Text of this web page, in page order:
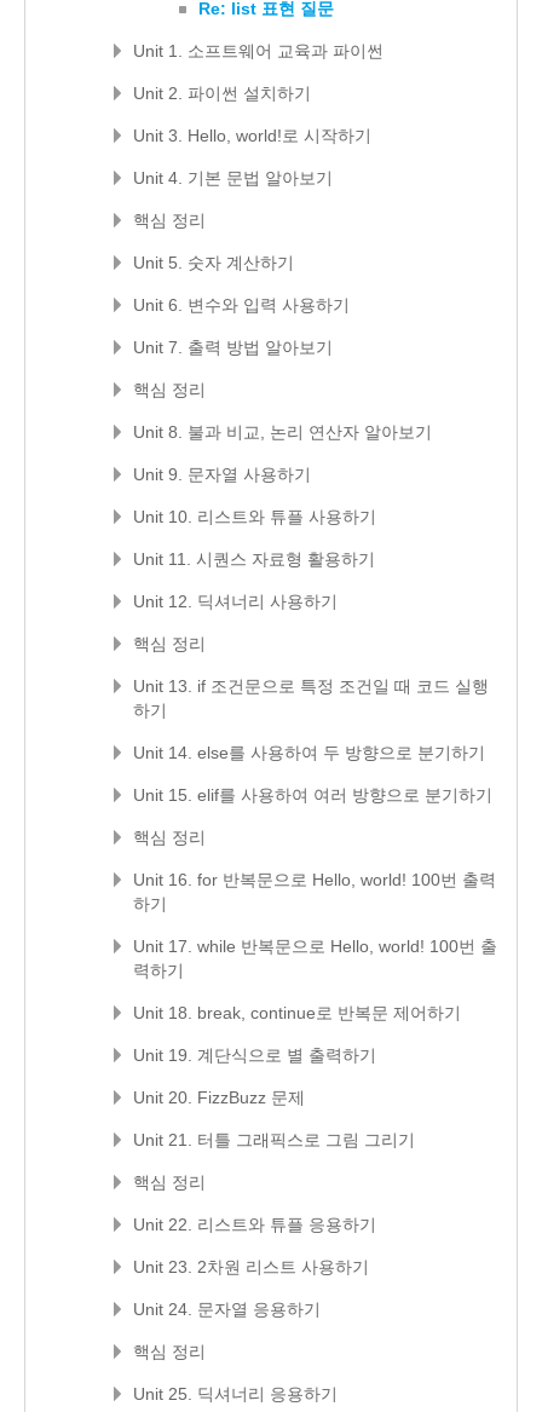
Re: list 표현 질문
Unit 1. 소프트웨어 교육과 파이썬
Unit 2. 파이썬 설치하기
Unit 3. Hello, world!로 시작하기
Unit 4. 기본 문법 알아보기
핵심 정리
Unit 5. 숫자 계산하기
Unit 6. 변수와 입력 사용하기
Unit 7. 출력 방법 알아보기
핵심 정리
Unit 8. 불과 비교, 논리 연산자 알아보기
Unit 9. 문자열 사용하기
Unit 10. 리스트와 튜플 사용하기
Unit 11. 시퀀스 자료형 활용하기
Unit 12. 딕셔너리 사용하기
핵심 정리
Unit 13. if 조건문으로 특정 조건일 때 코드 실행
하기
Unit 14. else를 사용하여 두 방향으로 분기하기
Unit 15. elif를 사용하여 여러 방향으로 분기하기
핵심 정리
Unit 16. for 반복문으로 Hello, world! 100번 출력
하기
Unit 17. while 반복문으로 Hello, world! 100번 출
력하기
Unit 18. break, continue로 반복문 제어하기
Unit 19. 계단식으로 별 출력하기
Unit 20. FizzBuzz 문제
Unit 21. 터틀 그래픽스로 그림 그리기
핵심 정리
Unit 22. 리스트와 튜플 응용하기
Unit 23. 2차원 리스트 사용하기
Unit 24. 문자열 응용하기
핵심 정리
Unit 25. 딕셔너리 응용하기